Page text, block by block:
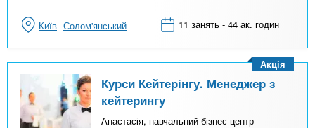
Київ Солом'янський 11 занять - 44 ак. годин
Курси Кейтерінгу. Менеджер з
кейтерингу
Анастасія, навчальний бізнес центр
Акція